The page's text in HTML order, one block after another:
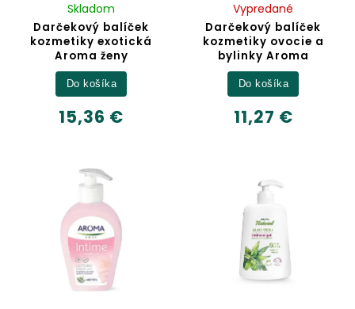
Darčekový balíček
kozmetiky exotická
Aroma ženy
Skladom
15,36 €
Do košíka
Darčekový balíček
kozmetiky ovocie a
bylinky Aroma
Vypredané
11,27 €
Do košíka